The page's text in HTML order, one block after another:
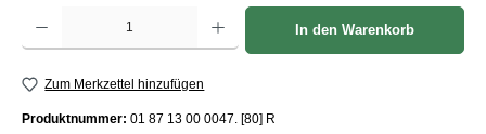
Produkt Anzahl: Gib den gewünschten Wert ein oder benutze die Schaltflächen um die
In den Warenkorb
Zum Merkzettel hinzufügen
Produktnummer: 01 87 13 00 0047. [80] R